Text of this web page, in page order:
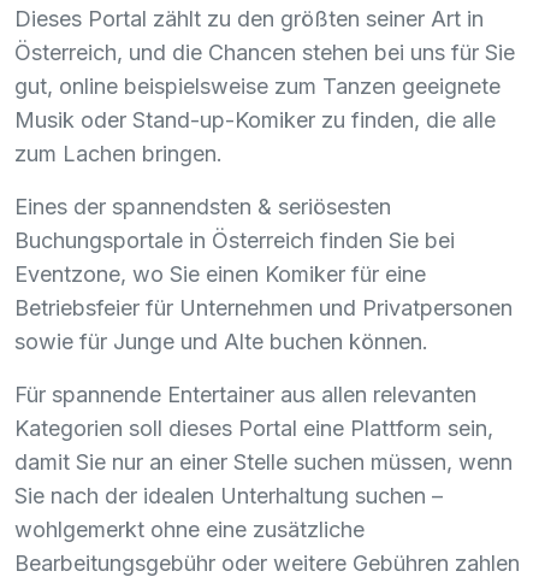
Dieses Portal zählt zu den größten seiner Art in
Österreich, und die Chancen stehen bei uns für Sie
gut, online beispielsweise zum Tanzen geeignete
Musik oder Stand-up-Komiker zu finden, die alle
zum Lachen bringen.
Eines der spannendsten & seriösesten
Buchungsportale in Österreich finden Sie bei
Eventzone, wo Sie einen Komiker für eine
Betriebsfeier für Unternehmen und Privatpersonen
sowie für Junge und Alte buchen können.
Für spannende Entertainer aus allen relevanten
Kategorien soll dieses Portal eine Plattform sein,
damit Sie nur an einer Stelle suchen müssen, wenn
Sie nach der idealen Unterhaltung suchen –
wohlgemerkt ohne eine zusätzliche
Bearbeitungsgebühr oder weitere Gebühren zahlen